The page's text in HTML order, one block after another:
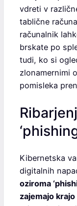
vdreti v
tablične
računalnik
brskate po
tudi, ko si
zlonamernimi
pomisleka
Kibernetska
digitalnih
oziroma
zajemajo